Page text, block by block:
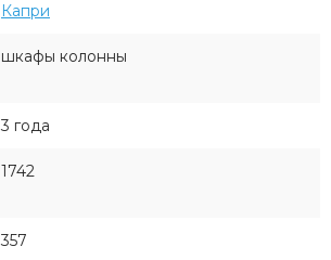
Капри
шкафы колонны
3 года
1742
357